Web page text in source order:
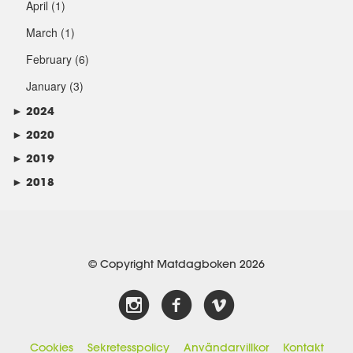
April (1)
March (1)
February (6)
January (3)
► 2024
► 2020
► 2019
► 2018
© Copyright Matdagboken 2026
Cookies Sekretesspolicy Användarvillkor Kontakt